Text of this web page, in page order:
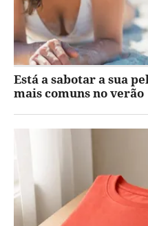
Está a sabotar a sua
mais comuns no verão